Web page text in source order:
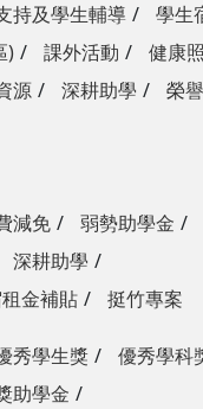
持及學生輔導
學生
)
課外活動 健康
源 深耕助學
榮
減免 弱勢助學金
深耕助學
金補貼
挺竹專案
秀學生獎
優秀學科
助學金